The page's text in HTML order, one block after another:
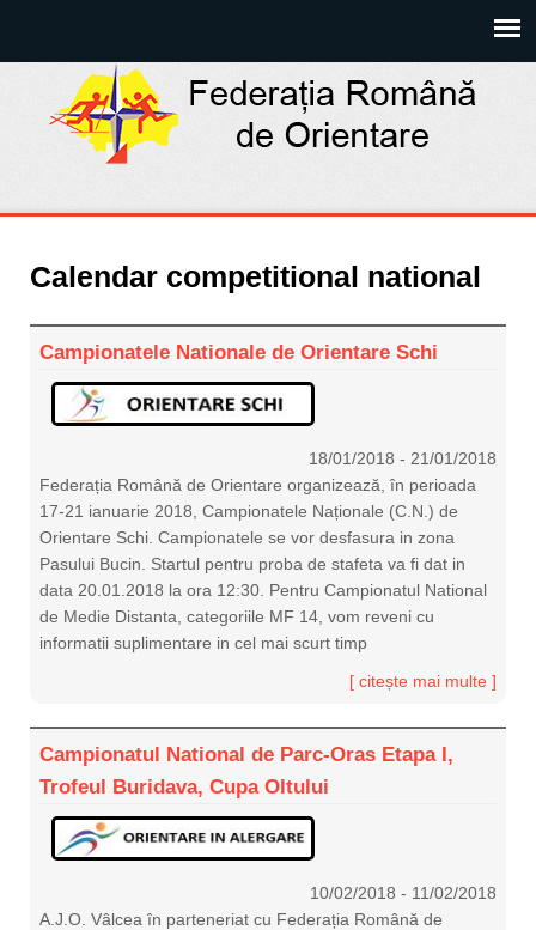
Calendar competitional national
Campionatele Nationale de Orientare Schi
18/01/2018 - 21/01/2018
Federația Română de Orientare organizează, în perioada
17-21 ianuarie 2018, Campionatele Naționale (C.N.) de
Orientare Schi. Campionatele se vor desfasura in zona
Pasului Bucin. Startul pentru proba de stafeta va fi dat in
data 20.01.2018 la ora 12:30. Pentru Campionatul National
de Medie Distanta, categoriile MF 14, vom reveni cu
informatii suplimentare in cel mai scurt timp
[ citește mai multe ]
Campionatul National de Parc-Oras Etapa I,
Trofeul Buridava, Cupa Oltului
10/02/2018 - 11/02/2018
A.J.O. Vâlcea în parteneriat cu Federația Română de